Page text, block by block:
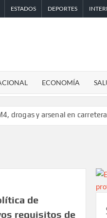
ESTADOS DEPORTES
ECONOMÍA
en carretera de Tabasco
de
requisitos de